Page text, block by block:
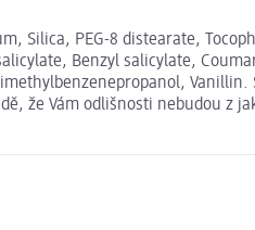
Silica, PEG-8 distearate,
Benzyl salicylate,
Vanillin.
že Vám odlišnosti nebudou z